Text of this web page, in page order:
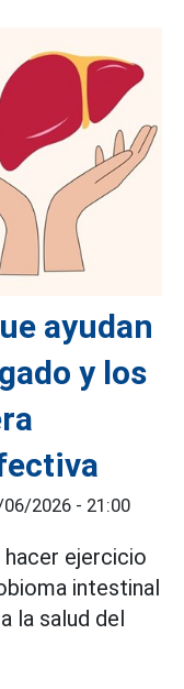
ayudan
y los
2026 - 21:00
ejercicio
intestinal
la salud del